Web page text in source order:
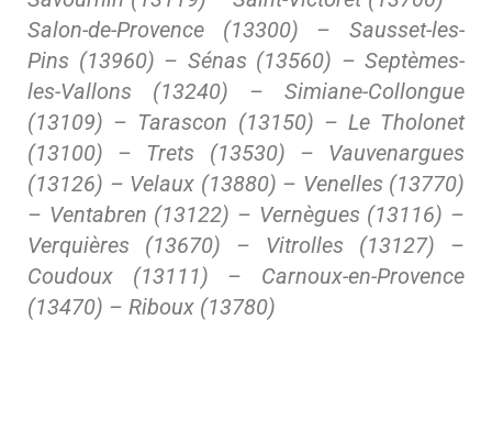
Salon-de-Provence (13300) – Sausset-les-
Pins (13960) – Sénas (13560) – Septèmes-
les-Vallons (13240) – Simiane-Collongue
(13109) – Tarascon (13150) – Le Tholonet
(13100) – Trets (13530) – Vauvenargues
(13126) – Velaux (13880) – Venelles (13770)
– Ventabren (13122) – Vernègues (13116) –
Verquières (13670) – Vitrolles (13127) –
Coudoux (13111) – Carnoux-en-Provence
(13470) – Riboux (13780)